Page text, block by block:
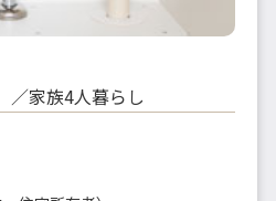
／家族4人暮らし